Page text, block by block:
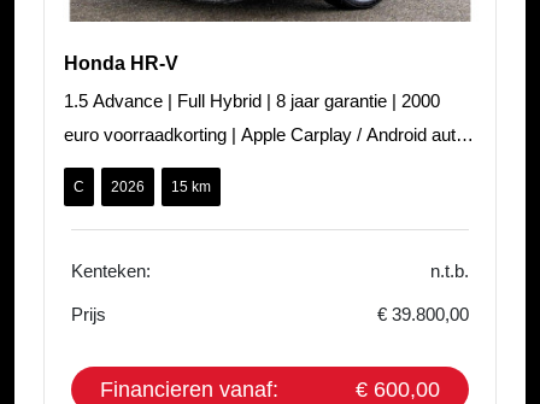
Honda HR-V
1.5 Advance | Full Hybrid | 8 jaar garantie | 2000
euro voorraadkorting | Apple Carplay / Android auto |
PDC voor en achter | St
C 2026 15 km
Kenteken: n.t.b.
Prijs € 39.800,00
Financieren vanaf: € 600,00